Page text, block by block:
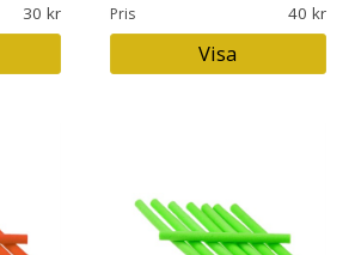
30 Pris 40
Visa